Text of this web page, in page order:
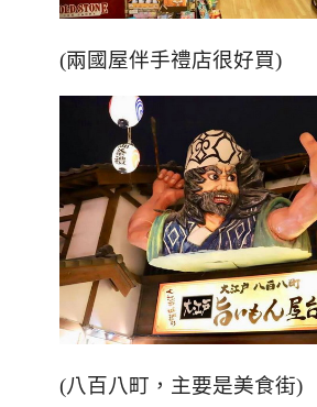
(兩國屋伴手禮店很好買)
(八百八町，主要是美食街)